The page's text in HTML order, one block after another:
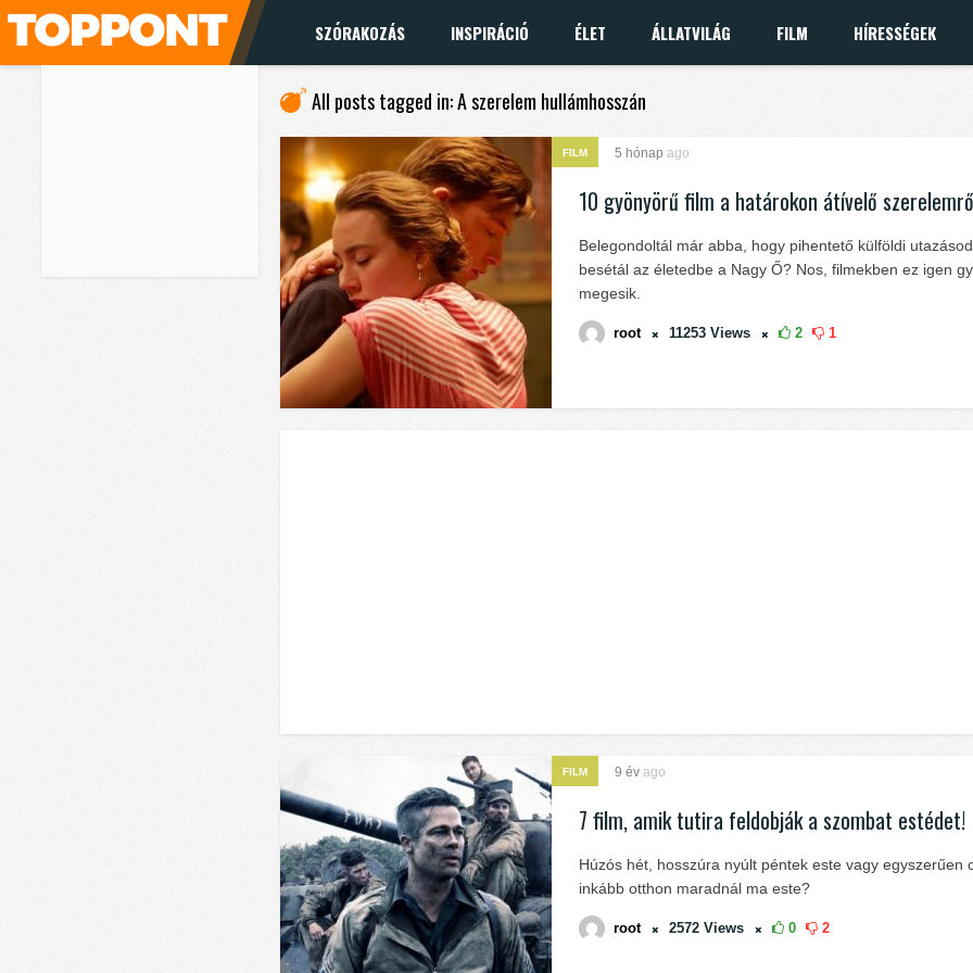
SZÓRAKOZÁS INSPIRÁCIÓ ÉLET ÁLLATVILÁG FILM HÍRESSÉGEK
All posts tagged in: A szerelem hullámhosszán
FILM 5 hónap ago
10 gyönyörű film a határokon átívelő
Belegondoltál már abba, hogy pihentető külföldi
besétál az életedbe a Nagy Ő? Nos, filmekben ez igen
megesik.
root 11253 Views 2 1
FILM 9 év ago
7 film, amik tutira feldobják a szombat estédet!
Húzós hét, hosszúra nyúlt péntek este vagy egyszerűen
inkább otthon maradnál ma este?
root 2572 Views 0 2